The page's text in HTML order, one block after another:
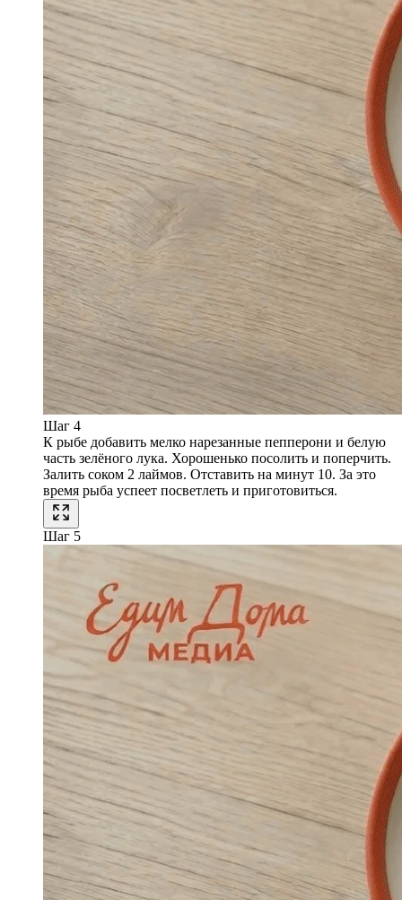
Шаг 4
К рыбе добавить мелко нарезанные пепперони и белую
часть зелёного лука. Хорошенько посолить и поперчить.
Залить соком 2 лаймов. Отставить на минут 10. За это
время рыба успеет посветлеть и приготовиться.
Шаг 5